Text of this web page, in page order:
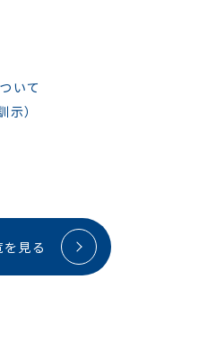
いて
）
見る